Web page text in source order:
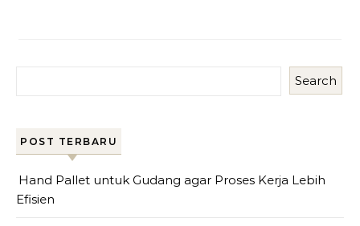
Search
POST TERBARU
Hand Pallet untuk Gudang agar Proses Kerja Lebih
Efisien